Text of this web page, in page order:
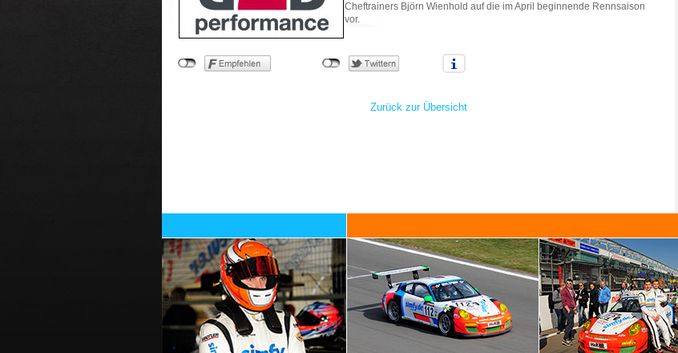
Cheftrainers Björn Wienhold auf die im April beginnende Rennsaison
vor.
Zurück zur Übersicht